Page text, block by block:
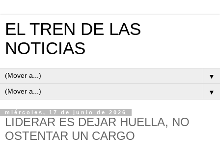
EL TREN DE LAS
NOTICIAS
▼
▼
miércoles, 17 de junio de 2026
LIDERAR ES DEJAR HUELLA, NO
OSTENTAR UN CARGO